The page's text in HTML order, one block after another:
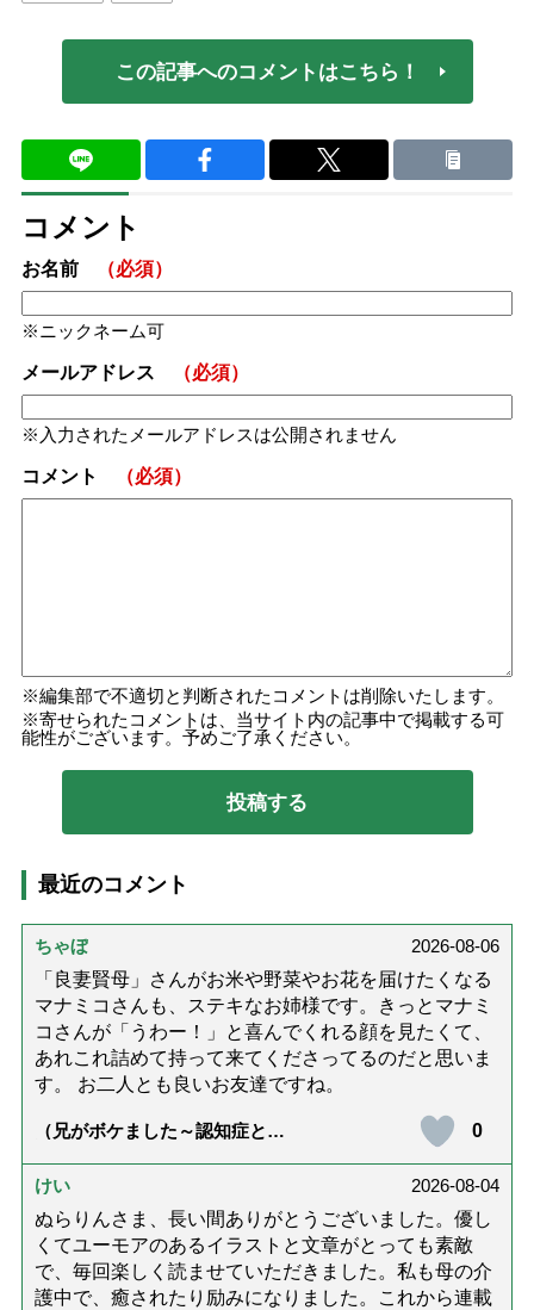
この記事へのコメントはこちら！
コメント
お名前 （必須）
ニックネーム可
メールアドレス （必須）
入力されたメールアドレスは公開されません
コメント （必須）
編集部で不適切と判断されたコメントは削除いたします。
寄せられたコメントは、当サイト内の記事中で掲載する可
能性がございます。予めご了承ください。
最近のコメント
ちゃぼ
2026-08-06
「良妻賢母」さんがお米や野菜やお花を届けたくなる
マナミコさんも、ステキなお姉様です。きっとマナミ
コさんが「うわー！」と喜んでくれる顔を見たくて、
あれこれ詰めて持って来てくださってるのだと思いま
す。 お二人とも良いお友達ですね。
（兄がボケました～認知症と介
達』が届きました」）
0
けい
2026-08-04
ぬらりんさま、長い間ありがとうございました。優し
くてユーモアのあるイラストと文章がとっても素敵
で、毎回楽しく読ませていただきました。私も母の介
護中で、癒されたり励みになりました。これから連載